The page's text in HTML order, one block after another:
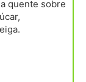
quente sobre